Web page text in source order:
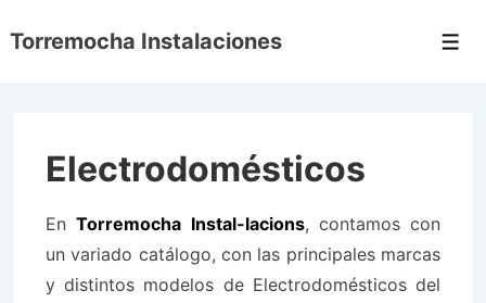
Saltar
Torremocha Instalaciones
Electrodomésticos
EnTorremocha Instal-lacions, contamos con
un variado catálogo, con las principales marcas
y distintos modelos de Electrodomésticosdel